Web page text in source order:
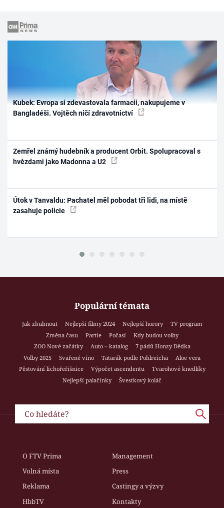
Kubek: Evropa si zdevastovala farmacii, nakupujeme v
Bangladéši. Vojtěch ničí zdravotnictví
Zemřel známý hudebník a producent Orbit. Spolupracoval s
hvězdami jako Madonna a U2
Útok v Tanvaldu: Pachatel měl pobodat tři lidi, na místě
zasahuje policie
Populární témata
Jak zhubnout Nejlepší filmy 2024 Nejlepší horory
TV program
Změna času
Partie Počasí
Kdy budou volby
ZOO Nové začátky
Auto – katalog
7 pádů Honzy Dědka
Volby 2025
Svařené víno Tatarák podle Pohlreicha
Aloe vera
Pěstování lichořeřišnice
Výpočet ascendentu
Tvarohové knedlíky
Nejlepší palačinky
Švestkový koláč
O FTV Prima
Management
Volná místa
Press
Reklama
Castingy a výzvy
HbbTV
Kontakty